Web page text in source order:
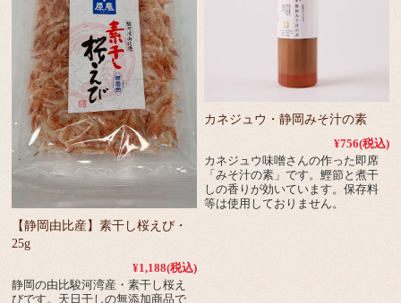
【静岡由比産】素干し桜えび・
25g
¥1,188(税込)
静岡の由比駿河湾産・素干し桜え
びです。天日干しの無添加商品で
カネジュウ・静岡みそ汁の素
¥756(税込)
カネジュウ味噌さんの作った即席
「みそ汁の素」です。鰹節と煮干
しの香りが効いています。保存料
等は使用しておりません。